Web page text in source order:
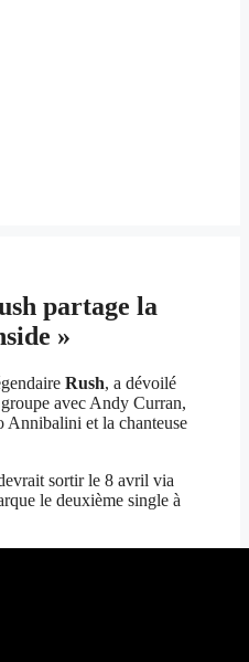
partage la
»
Rush, a dévoilé
avec Andy Curran,
et la chanteuse
sortir le 8 avril via
le deuxième single à